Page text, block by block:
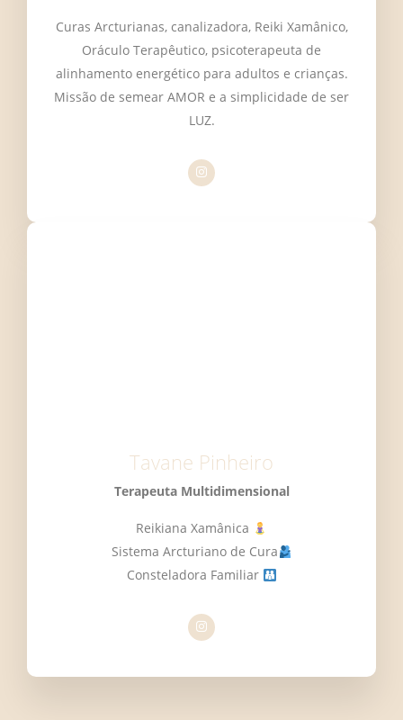
Curas Arcturianas, canalizadora, Reiki Xamânico,
Oráculo Terapêutico, psicoterapeuta de
alinhamento energético para adultos e crianças.
Missão de semear AMOR e a simplicidade de ser
LUZ.
Tavane Pinheiro
Terapeuta Multidimensional
Reikiana Xamânica
Sistema Arcturiano de Cura
Consteladora Familiar